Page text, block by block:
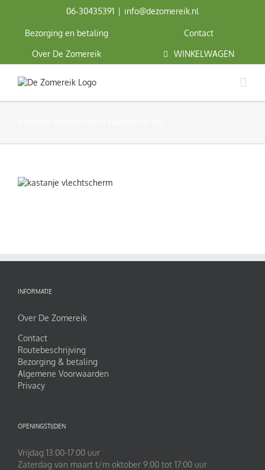
06‑30435391 | info@dezomereik.nl
Bezorging en betaling Contact
Over De Zomereik WINKELWAGEN
INFORMATIE
Over De Zomereik
Contact
Routebeschrijving
Bezorging & betaling
Algemene Voorwaarden
Privacy
OPENINGSTIJDEN
Vrijdag 13:00-17:00 uur
Zaterdag van maart t/m oktober 9:00 tot 17:00 uur